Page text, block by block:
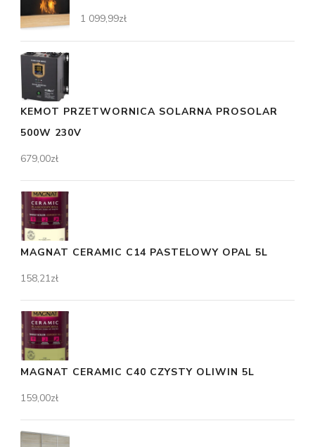
1 099,99zł
KEMOT PRZETWORNICA SOLARNA PROSOLAR
500W 230V
679,00zł
MAGNAT CERAMIC C14 PASTELOWY OPAL 5L
158,21zł
MAGNAT CERAMIC C40 CZYSTY OLIWIN 5L
159,00zł